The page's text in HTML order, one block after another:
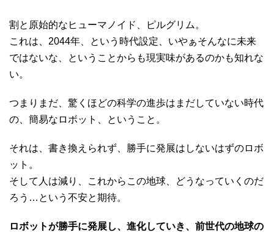
割と原始的なヒューマノイド、ピルグリム。
これは、2044年、という時代設定、いやぁそんなに未来
ではないな、ということからも現実味があるのかも知れな
い。
つまりまだ、驚くほどの科学の進歩はまだしていない時代
の、簡易なロボット、ということ。
それは、書き換えられず、勝手に発展はしないはずのロボ
ット。
そして人は減り、これからこの地球、どうなっていくのだ
ろう…という不安と期待。
ロボットが勝手に発展し、進化していき、前世代の地球の